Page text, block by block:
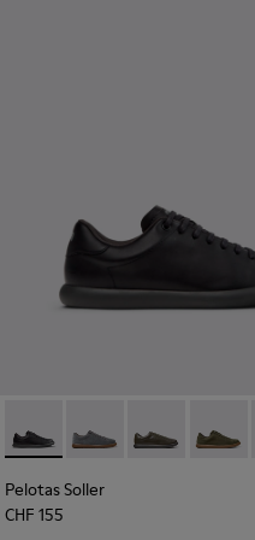
für Herren.
Sneaker für Herren.
für Herren.
Herrensneaker aus
- Weinroter
004 - Braune
- K101003-001 -
Pelotas Soller - K101003-
Pelotas Soller -
Pelotas
Pelotas Soller
CHF 155